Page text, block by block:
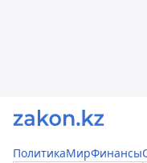
ПолитикаМирФинансы